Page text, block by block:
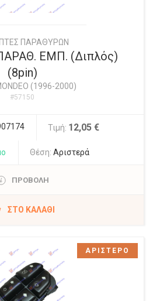
ΠΑΡΑΘΥΡΩΝ
ΕΜΠ. (Διπλός)
(8pin)
(1996-2000)
#57150
Τιμή: 12,05 €
Θέση: Αριστερά
ΠΡΟΒΟΛΗ
ΣΤΟ ΚΑΛΆΘΙ
ΑΡΙΣΤΕΡΟ